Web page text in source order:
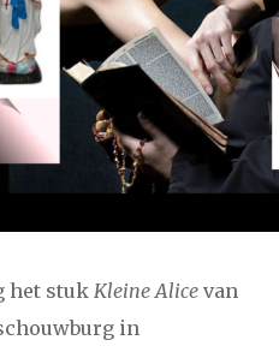
oktober november
april mei juni juli
oktober november
april
het stuk Kleine Alice van
in